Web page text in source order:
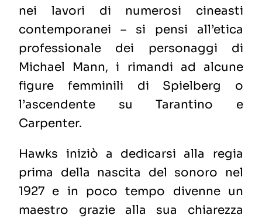
nei lavori di numerosi cineasti
contemporanei – si pensi all’etica
professionale dei personaggi di
Michael Mann, i rimandi ad alcune
figure femminili di Spielberg o
l’ascendente su Tarantino e
Carpenter.
Hawks iniziò a dedicarsi alla regia
prima della nascita del sonoro nel
1927 e in poco tempo divenne un
maestro grazie alla sua chiarezza